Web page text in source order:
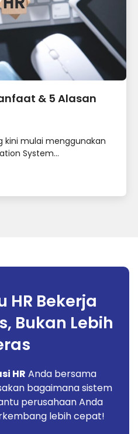
& 5 Alasan
kini mulai menggunakan
System...
HR Bekerja
Bukan Lebih
HR Anda bersama
bagaimana sistem
perusahaan Anda
lebih cepat!